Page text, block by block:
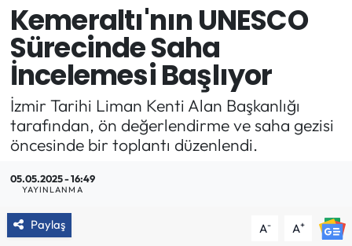
Kemeraltı'nın UNESCO
Sürecinde Saha
İncelemesi Başlıyor
İzmir Tarihi Liman Kenti Alan Başkanlığı
tarafından, ön değerlendirme ve saha gezisi
öncesinde bir toplantı düzenlendi.
05.05.2025 - 16:49
YAYINLANMA
Paylaş A- A+